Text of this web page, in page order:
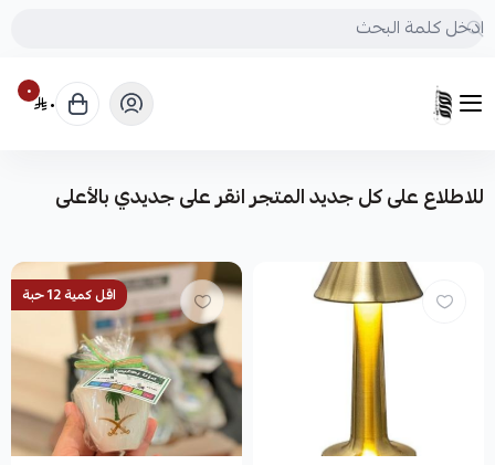
N0RAH_DES
٠ ٠
للاطلاع على كل جديد المتجر انقر على جديدي بالأعلى
اقل كمية 12 حبة